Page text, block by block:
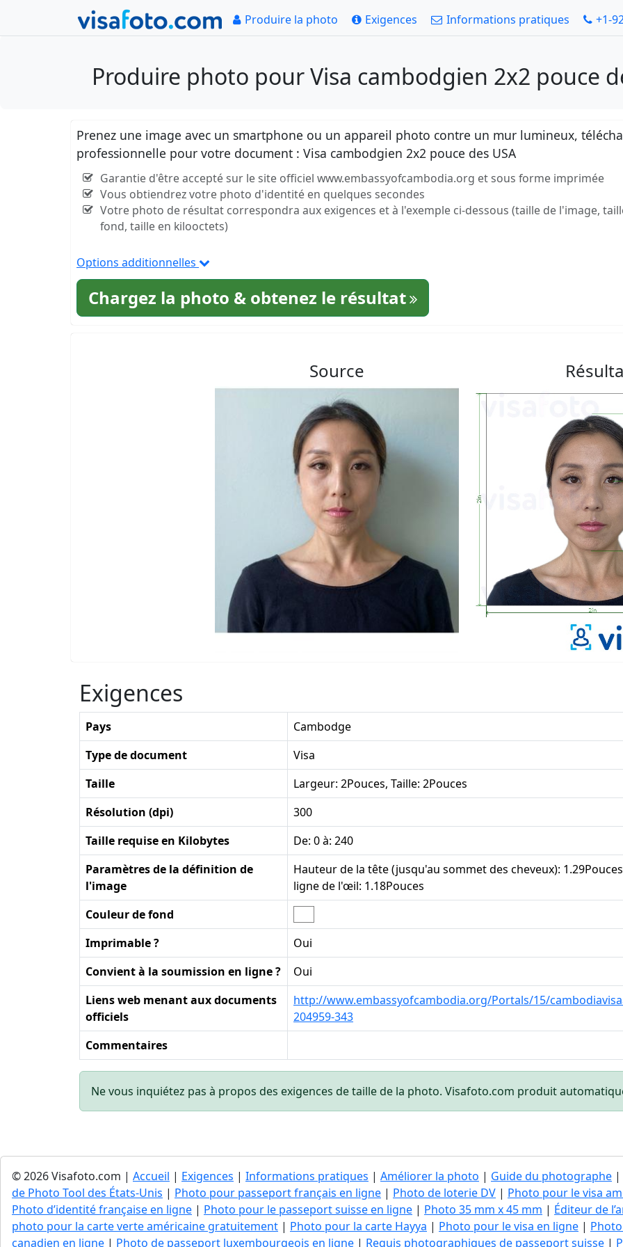
Produire la photo Exigences Informations pratiques +1-
Produire photo pour Visa cambodgien 2x2 pouce
Prenez une image avec un smartphone ou un appareil photo contre un mur lumineux,
professionnelle pour votre document : Visa cambodgien 2x2 pouce des USA
Garantie d'être accepté sur le site officiel www.embassyofcambodia.org et sous forme imprimée
Vous obtiendrez votre photo d'identité en quelques secondes
Votre photo de résultat correspondra aux exigences et à l'exemple ci-dessous (taille de l'image,
fond, taille en kilooctets)
Options additionnelles
Chargez la photo & obtenez le résultat
Source
Exigences
Pays
Cambodge
Type de document
Visa
Taille
Largeur: 2Pouces, Taille: 2Pouces
Résolution (dpi)
300
Taille requise en Kilobytes
De: 0 à: 240
Paramètres de la définition de
l'image
Hauteur de la tête (jusqu'au sommet des cheveux):
ligne de l'œil: 1.18Pouces
Couleur de fond
Imprimable ?
Oui
Convient à la soumission en ligne ?
Oui
Liens web menant aux documents
officiels
http://www.embassyofcambodia.org/Portals/15/
204959-343
Commentaires
Ne vous inquiétez pas à propos des exigences de taille de la photo. Visafoto.com produit
© 2026 Visafoto.com | Accueil | Exigences | Informations pratiques | Améliorer la photo | Guide du photographe |
de Photo Tool des États-Unis | Photo pour passeport français en ligne | Photo de loterie DV | Photo pour le visa
Photo d’identité française en ligne | Photo pour le passeport suisse en ligne | Photo 35 mm x 45 mm | Éditeur de
photo pour la carte verte américaine gratuitement | Photo pour la carte Hayya | Photo pour le visa en ligne |
canadien en ligne | Photo de passeport luxembourgeois en ligne | Requis photographiques de passeport suisse |